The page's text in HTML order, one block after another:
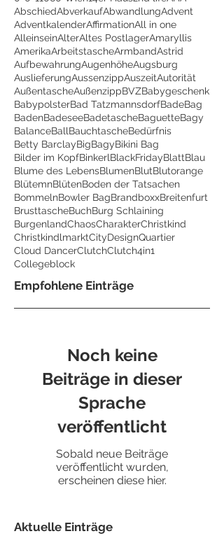
AbschiedAbverkaufAbwandlungAdvent
AdventkalenderAffirmationAll in one
AlleinseinAlterAltes PostlagerAmaryllis
AmerikaArbeitstascheArmbandAstrid
AufbewahrungAugenhöheAugsburg
AuslieferungAussenzippAuszeitAutorität
AußentascheAußenzippBVZBabygeschenk
BabypolsterBad TatzmannsdorfBadeBag
BadenBadeseeBadetascheBaguetteBagy
BalanceBallBauchtascheBedürfnis
Betty BarclayBigBagyBikini Bag
Bilder im KopfBinkerlBlackFridayBlattBlau
Blume des LebensBlumenBlutBlutorange
BlütemnBlütenBoden der Tatsachen
BommelnBowler BagBrandboxxBreitenfurt
BrusttascheBuchBurg Schlaining
BurgenlandChaosCharakterChristkind
ChristkindlmarktCityDesignQuartier
Cloud DancerClutchClutch4in1
Collegeblock
Empfohlene Einträge
Noch keine
Beiträge in dieser
Sprache
veröffentlicht
Sobald neue Beiträge
veröffentlicht wurden,
erscheinen diese hier.
Aktuelle Einträge